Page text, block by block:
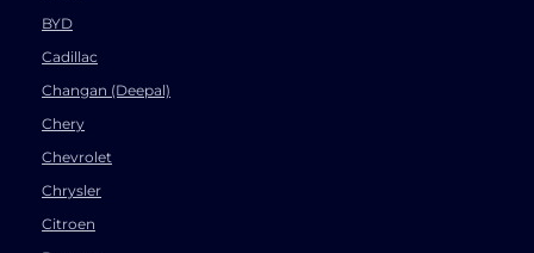
BYD
Cadillac
Changan (Deepal)
Chery
Chevrolet
Chrysler
Citroen